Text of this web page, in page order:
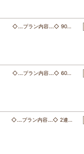
◇‥‥プラン内容‥‥◇ 90…
◇‥‥プラン内容‥‥◇ 60…
◇‥‥プラン内容‥‥◇ 2連…